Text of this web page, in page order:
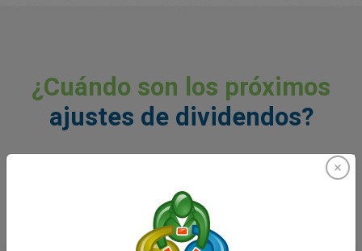
¿Cuándo son los próximos
ajustes de dividendos?
This Week